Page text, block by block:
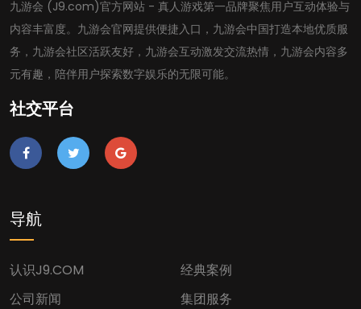
九游会 (J9.com)官方网站 - 真人游戏第一品牌聚焦用户互动体验与
内容丰富度。九游会官网提供便捷入口，九游会中国打造本地优质服
务，九游会社区活跃友好，九游会互动激发交流热情，九游会内容多
元有趣，陪伴用户探索数字娱乐的无限可能。
社交平台
导航
认识J9.COM
经典案例
公司新闻
集团服务